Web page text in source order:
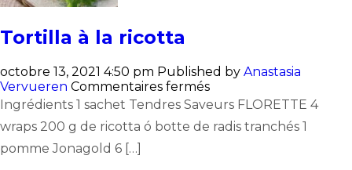
Tortilla à la ricotta
octobre 13, 2021 4:50 pm Published by Anastasia
Vervueren Commentaires ferméssur
Tortilla
la
Ingrédients 1 sachet Tendres Saveurs FLORETTE 4
wraps 200 g de ricotta ó botte de radis tranchés 1
pomme Jonagold 6 […]